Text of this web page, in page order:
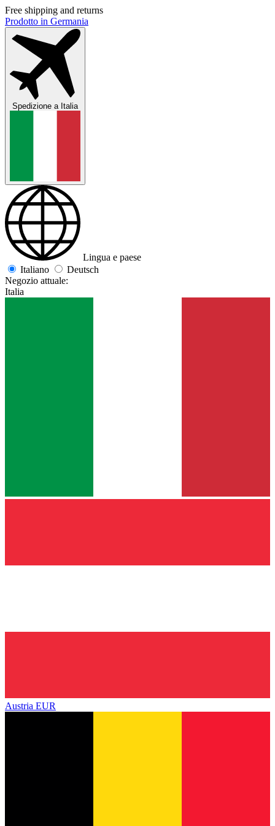
Free shipping and returns
Prodotto in Germania
Spedizione aItalia
Lingua e paese
Italiano
Deutsch
Negozio attuale:
Italia
Austria EUR